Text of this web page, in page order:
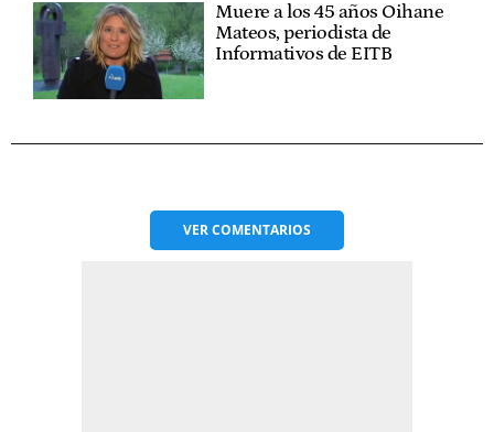
Muere a los 45 años Oihane
Mateos, periodista de
Informativos de EITB
VERCOMENTARIOS